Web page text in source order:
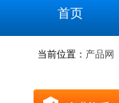
首页
当前位置： 产品网